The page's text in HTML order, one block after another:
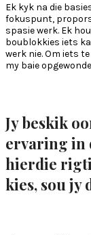
Ek kyk na die
fokuspunt,
spasie werk. Ek
boublokkies iets
werk nie. Om iets
my baie
Jy beskik
ervaring in
hierdie
kies, sou jy